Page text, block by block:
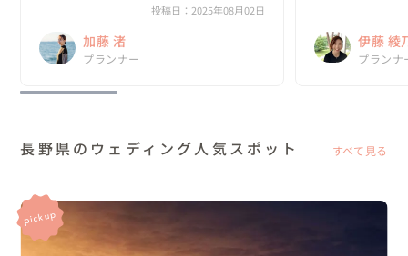
所である、湖のキャンプ場や公園などを候補
投稿日：2025年08月02日
加藤 渚
プランナー
感謝です(*´ω｀*)
ありがとうござい
伊藤 綾
No.1！
プランナ
長野県のウェディング人気スポット すべて見る